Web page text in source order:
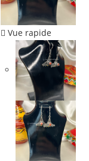
Vue rapide